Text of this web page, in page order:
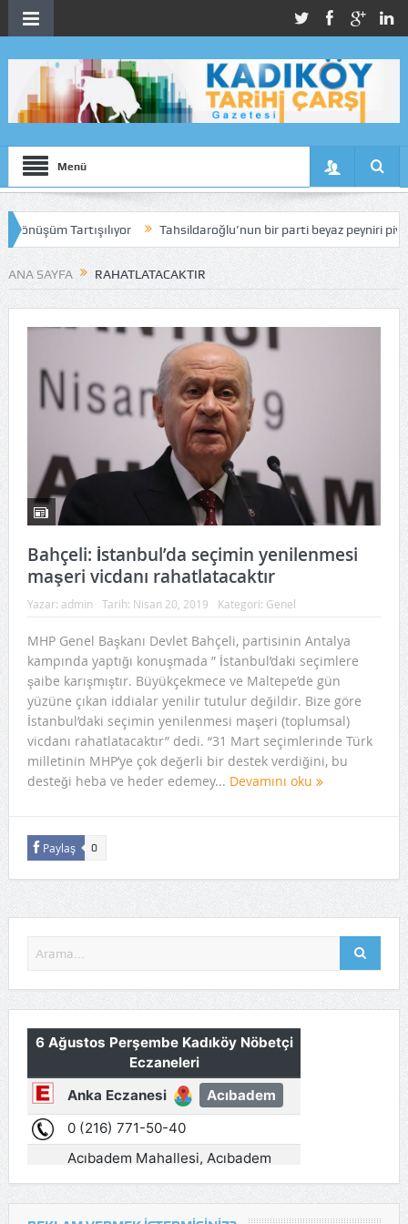
Menü
Tartışılıyor Tahsildaroğlu’nun bir parti beyaz peyniri
ANA SAYFA RAHATLATACAKTIR
Bahçeli: İstanbul’da seçimin yenilenmesi
maşeri vicdanı rahatlatacaktır
Yazar: admin Tarih: Nisan 20, 2019 Kategori: Genel
MHP Genel Başkanı Devlet Bahçeli, partisinin Antalya
kampında yaptığı konuşmada ” İstanbul’daki seçimlere
şaibe karışmıştır. Büyükçekmece ve Maltepe’de gün
yüzüne çıkan iddialar yenilir tutulur değildir. Bize göre
İstanbul’daki seçimin yenilenmesi maşeri (toplumsal)
vicdanı rahatlatacaktır” dedi. “31 Mart seçimlerinde Türk
milletinin MHP’ye çok değerli bir destek verdiğini, bu
desteği heba ve heder edemey... Devamını oku
Paylaş 0